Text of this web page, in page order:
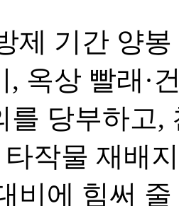
제 기간 양
, 옥상 빨래·
를 당부하고,
작물 재배
비에 힘써